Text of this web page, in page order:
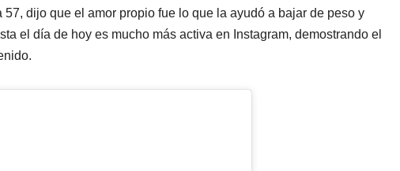
57, dijo que el amor propio fue lo que la ayudó a bajar de peso y
el día de hoy es mucho más activa en Instagram, demostrando el